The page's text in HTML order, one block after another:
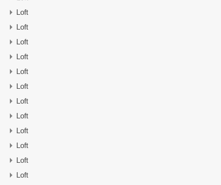
Loft
Loft
Loft
Loft
Loft
Loft
Loft
Loft
Loft
Loft
Loft
Loft